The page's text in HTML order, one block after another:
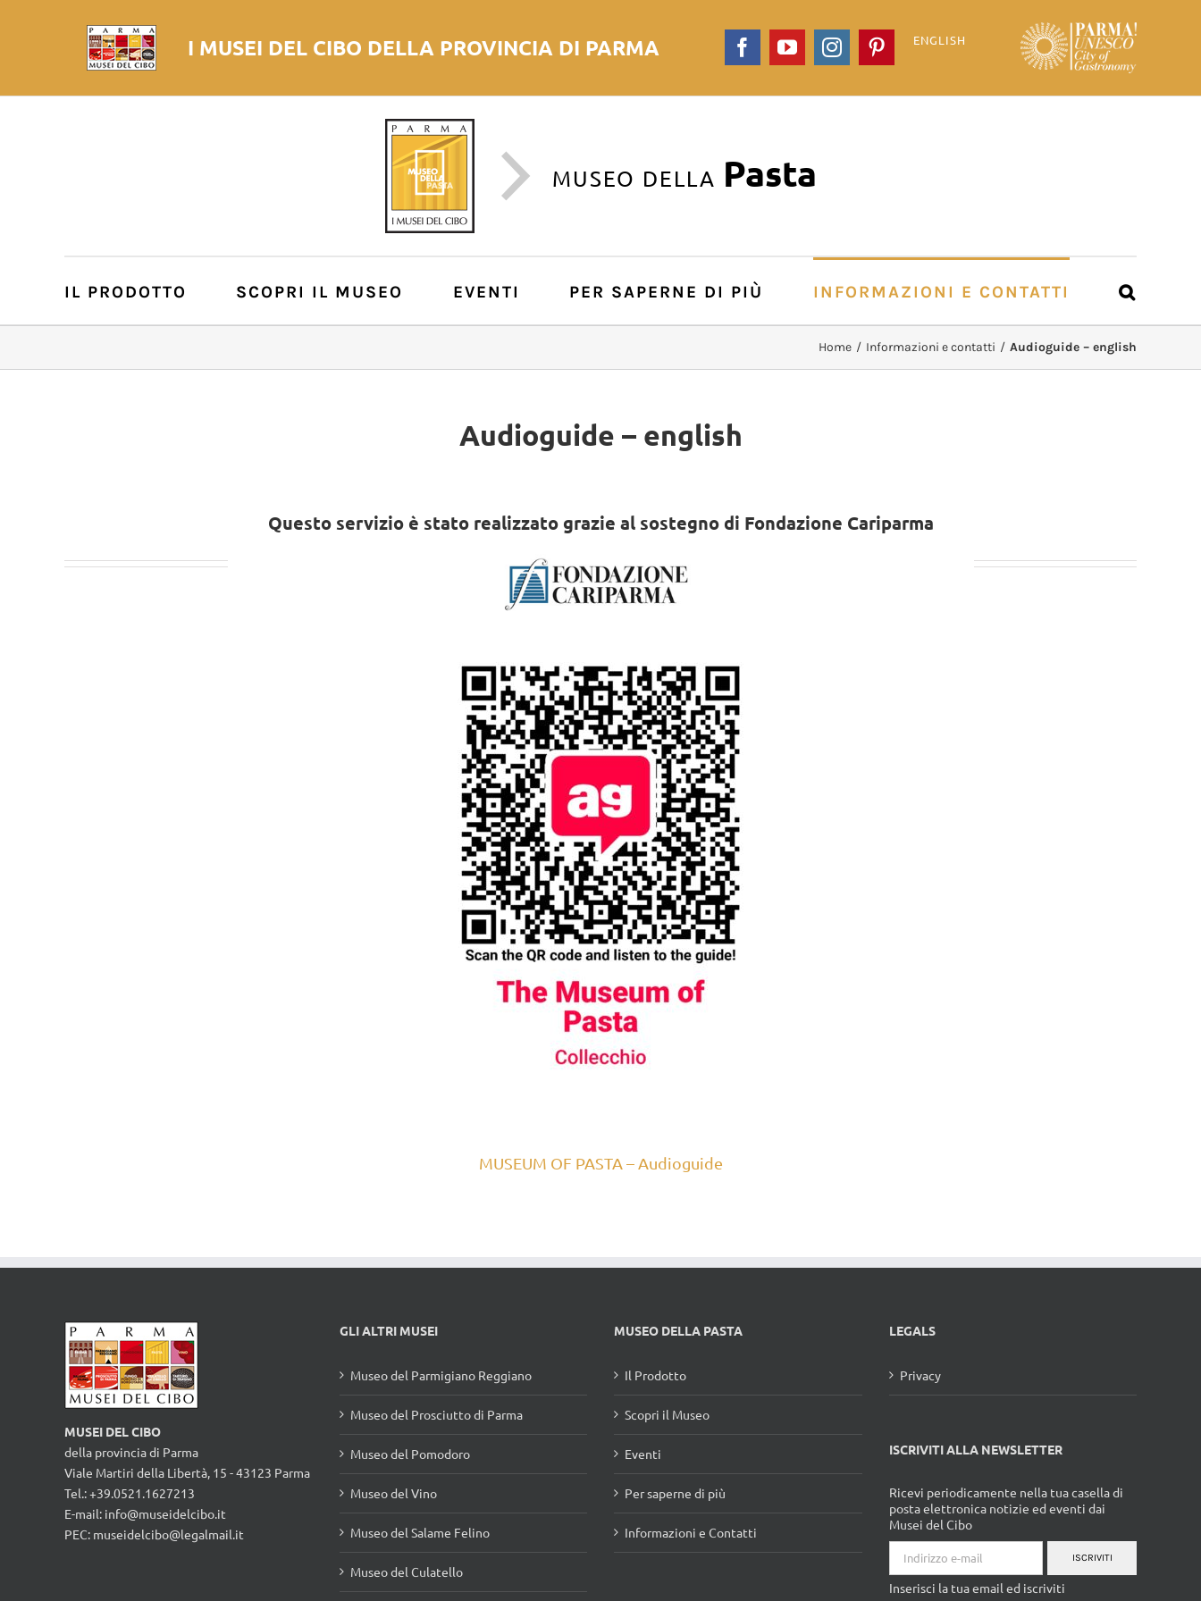
I MUSEI DEL CIBO DELLA PROVINCIA DI PARMA ENGLISH
FacebookYouTubeInstagramPinterest
MUSEO DELLA Pasta
IL PRODOTTO SCOPRI IL MUSEO EVENTI PER SAPERNE DI PIÙ INFORMAZIONI E CONTATTI
Audioguide – english
Home / Informazioni e contatti / Audioguide – english
Questo servizio è stato realizzato grazie al sostegno di Fondazione Cariparma
MUSEUM OF PASTA – Audioguide
MUSEI DEL CIBO
della provincia di Parma
Viale Martiri della Libertà, 15 - 43123 Parma
Tel.: +39.0521.1627213
E-mail: info@museidelcibo.it
PEC: museidelcibo@legalmail.it
GLI ALTRI MUSEI
Museo del Parmigiano Reggiano
Museo del Prosciutto di Parma
Museo del Pomodoro
Museo del Vino
Museo del Salame Felino
Museo del Culatello
MUSEO DELLA PASTA
Il Prodotto
Scopri il Museo
Eventi
Per saperne di più
Informazioni e Contatti
LEGALS
Privacy
ISCRIVITI ALLA NEWSLETTER
Ricevi periodicamente nella tua casella di
posta elettronica notizie ed eventi dai
Musei del Cibo
ISCRIVITI
Inserisci la tua email ed iscriviti